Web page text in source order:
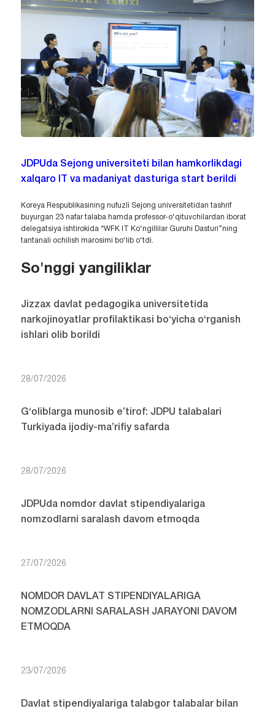
JDPUda Sejong universiteti bilan hamkorlikdagi
xalqaro IT va madaniyat dasturiga start berildi
Koreya Respublikasining nufuzli Sejong universitetidan tashrif
buyurgan 23 nafar talaba hamda professor-o‘qituvchilardan iborat
delegatsiya ishtirokida “WFK IT Ko‘ngillilar Guruhi Dasturi”ning
tantanali ochilish marosimi bo‘lib o‘tdi.
So'nggi yangiliklar
Jizzax davlat pedagogika universitetida
narkojinoyatlar profilaktikasi bo‘yicha o‘rganish
ishlari olib borildi
28/07/2026
G‘oliblarga munosib e’tirof: JDPU talabalari
Turkiyada ijodiy-ma’rifiy safarda
28/07/2026
JDPUda nomdor davlat stipendiyalariga
nomzodlarni saralash davom etmoqda
27/07/2026
NOMDOR DAVLAT STIPENDIYALARIGA
NOMZODLARNI SARALASH JARAYONI DAVOM
ETMOQDA
23/07/2026
Davlat stipendiyalariga talabgor talabalar bilan